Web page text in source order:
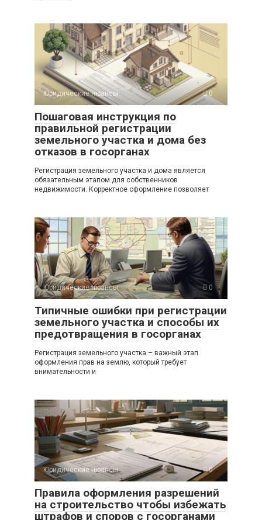
Юридические нюансы 0
Пошаговая инструкция по
правильной регистрации
земельного участка и дома без
отказов в госорганах
Регистрация земельного участка и дома является
обязательным этапом для собственников
недвижимости. Корректное оформление позволяет
Юридические нюансы 0
Типичные ошибки при регистрации
земельного участка и способы их
предотвращения в госорганах
Регистрация земельного участка – важный этап
оформления прав на землю, который требует
внимательности и
Юридические нюансы 0
Правила оформления разрешений
на строительство чтобы избежать
штрафов и споров с госорганами